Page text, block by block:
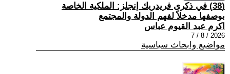
(38) في ذكرى فريدريك إنجلز: الملكية الخاصة
بوصفها مدخلاً لفهم الدولة والمجتمع
اكرم عبد القيوم عباس
2026 / 8 / 7
مواضيع وابحاث سياسية